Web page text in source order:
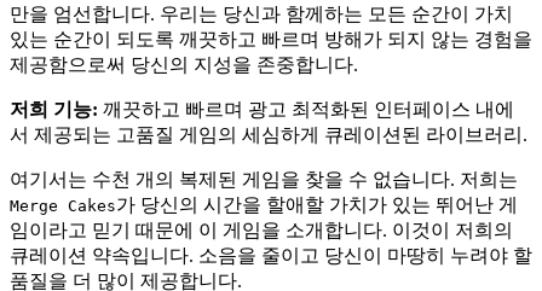
만을 엄선합니다. 우리는 당신과 함께하는 모든 순간이 가치
있는 순간이 되도록 깨끗하고 빠르며 방해가 되지 않는 경험을
제공함으로써 당신의 지성을 존중합니다.
저희 기능: 깨끗하고 빠르며 광고 최적화된 인터페이스 내에
서 제공되는 고품질 게임의 세심하게 큐레이션된 라이브러리.
여기서는 수천 개의 복제된 게임을 찾을 수 없습니다. 저희는
Merge Cakes가 당신의 시간을 할애할 가치가 있는 뛰어난 게
임이라고 믿기 때문에 이 게임을 소개합니다. 이것이 저희의
큐레이션 약속입니다. 소음을 줄이고 당신이 마땅히 누려야 할
품질을 더 많이 제공합니다.